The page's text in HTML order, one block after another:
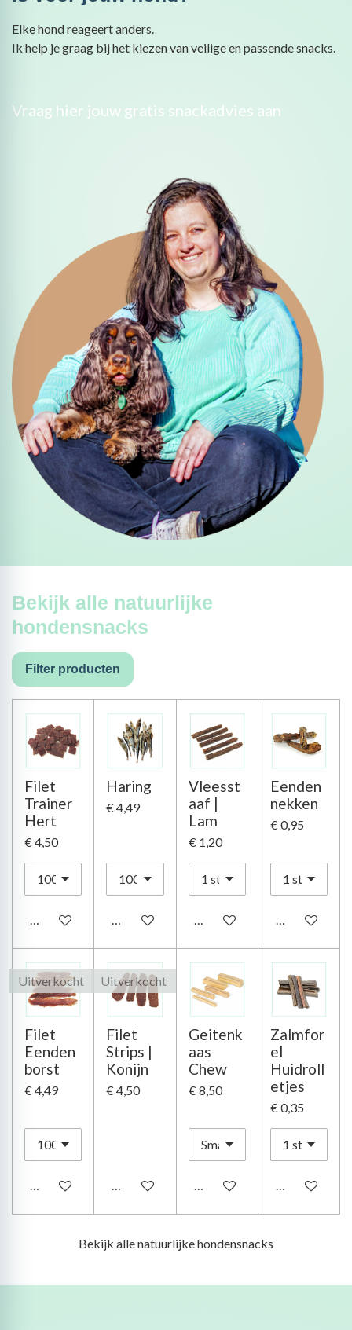
Elke hond reageert anders.
Ik help je graag bij het kiezen van veilige en passende snacks.
Vraag hier jouw gratis snackadvies aan
Bekijk alle natuurlijke
hondensnacks
Filter producten
Filet
Trainer
Hert
€ 4,50
In winkelwagen
Haring
€ 4,49
In winkelwagen
Vleesst
aaf |
Lam
€ 1,20
In winkelwagen
Eenden
nekken
€ 0,95
In
Uitverkocht
Filet
Eenden
borst
€ 4,49
Houd mij op de hoogte
Uitverkocht
Filet
Strips |
Konijn
€ 4,50
Houd mij op de hoogte
Geitenk
aas
Chew
€ 8,50
In winkelwagen
Zalmfor
el
Huidroll
etjes
€ 0,35
In
Bekijk alle natuurlijke hondensnacks